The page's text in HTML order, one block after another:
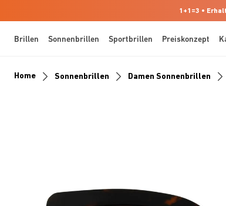
1+1=3 •
Brillen Sonnenbrillen Sportbrillen Preiskonzept
Home Sonnenbrillen Damen Sonnenbrillen